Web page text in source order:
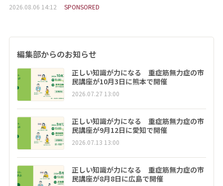
2026.08.06 14:12 SPONSORED
編集部からのお知らせ
正しい知識が力になる 重症筋無力症の市
民講座が10月3日に熊本で開催
2026.07.27 13:00
正しい知識が力になる 重症筋無力症の市
民講座が9月12日に愛知で開催
2026.07.13 13:00
正しい知識が力になる 重症筋無力症の市
民講座が8月8日に広島で開催